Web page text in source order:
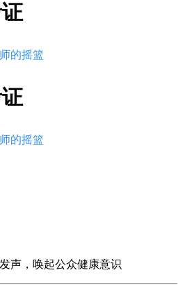
的摇篮
的摇篮
声，唤起公众健康意识